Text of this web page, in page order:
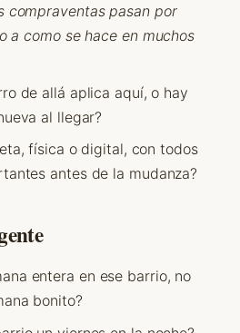
compraventas pasan por
a como se hace en muchos
de allá aplica aquí, o hay
al llegar?
física o digital, con todos
antes de la mudanza?
entera en ese barrio, no
bonito?